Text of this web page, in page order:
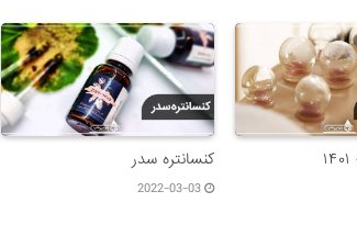
کنسانتره سدر
2022-03-03